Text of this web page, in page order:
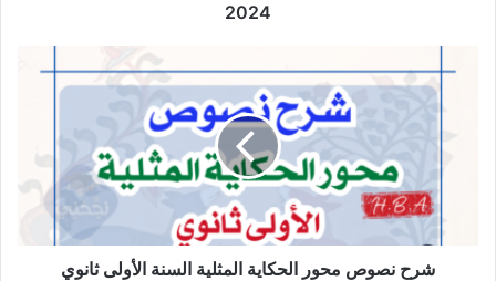
2024
شرح نصوص محور الحكاية المثلية السنة الأولى ثانوي